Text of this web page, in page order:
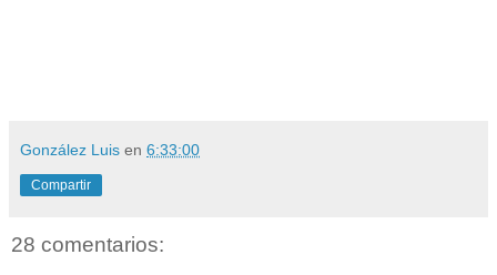
González Luis en 6:33:00
Compartir
28 comentarios: